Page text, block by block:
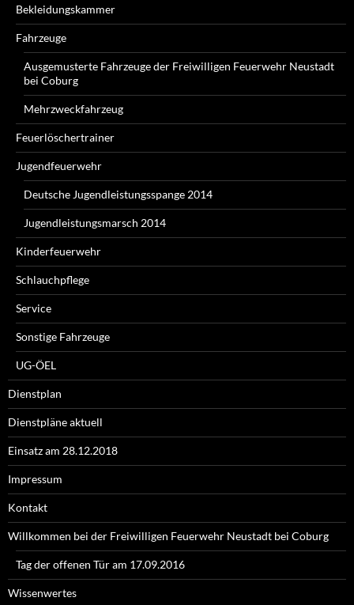
Bekleidungskammer
Fahrzeuge
Ausgemusterte Fahrzeuge der Freiwilligen Feuerwehr Neustadt
bei Coburg
Mehrzweckfahrzeug
Feuerlöschertrainer
Jugendfeuerwehr
Deutsche Jugendleistungsspange 2014
Jugendleistungsmarsch 2014
Kinderfeuerwehr
Schlauchpflege
Service
Sonstige Fahrzeuge
UG-ÖEL
Dienstplan
Dienstpläne aktuell
Einsatz am 28.12.2018
Impressum
Kontakt
Willkommen bei der Freiwilligen Feuerwehr Neustadt bei Coburg
Tag der offenen Tür am 17.09.2016
Wissenwertes